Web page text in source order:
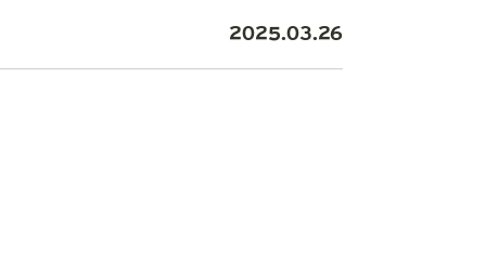
2025.03.26